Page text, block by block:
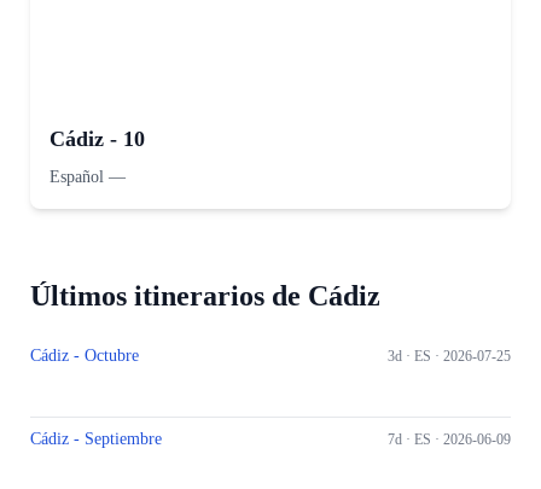
Cádiz - 10
Español —
Últimos itinerarios de Cádiz
Cádiz - Octubre 3d · ES · 2026-07-25
Cádiz - Septiembre 7d · ES · 2026-06-09